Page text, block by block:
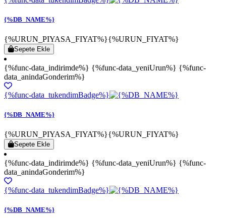
{%DB_NAME%}
{%URUN_PIYASA_FIYAT%}{%URUN_FIYAT%}
Sepete Ekle
{%func-data_indirimde%} {%func-data_yeniUrun%} {%func-
data_anindaGonderim%}
{%func-data_tukendimBadge%}
{%DB_NAME%}
{%URUN_PIYASA_FIYAT%}{%URUN_FIYAT%}
Sepete Ekle
{%func-data_indirimde%} {%func-data_yeniUrun%} {%func-
data_anindaGonderim%}
{%func-data_tukendimBadge%}
{%DB_NAME%}